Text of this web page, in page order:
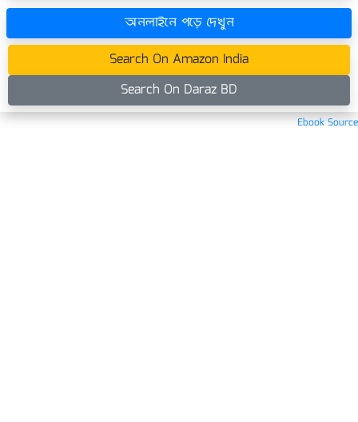
অনলাইনে পড়ে দেখুন
Search On Amazon India
Search On Daraz BD
Ebook Source